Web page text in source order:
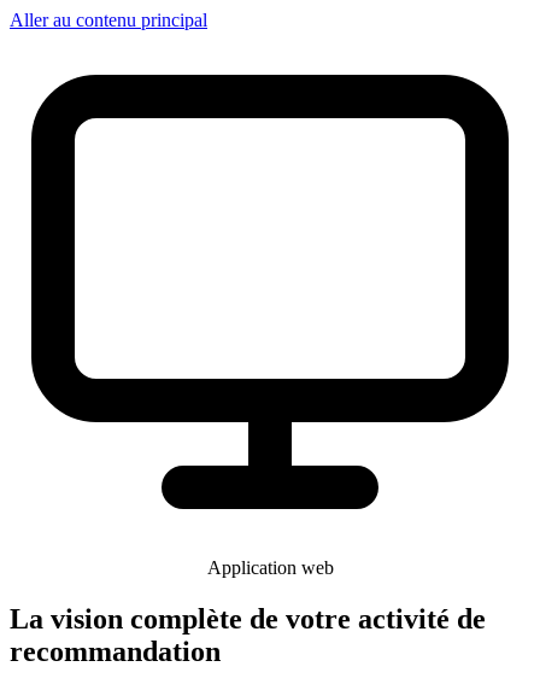
Aller au contenu principal
Application web
La vision complète de votre activité de
recommandation